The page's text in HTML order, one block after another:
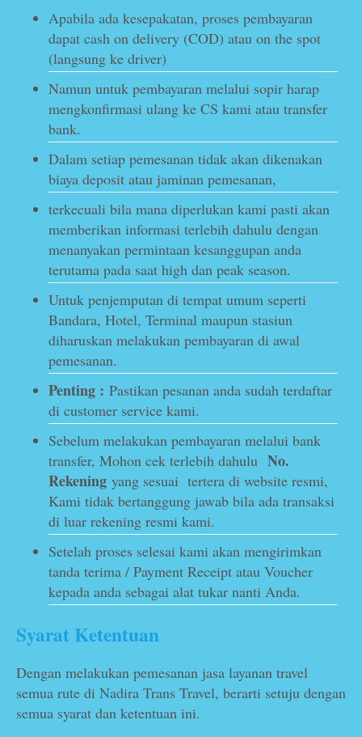
Apabila ada kesepakatan, proses pembayaran
dapat cash on delivery (COD) atau on the spot
(langsung ke driver)
Namun untuk pembayaran melalui sopir harap
mengkonfirmasi ulang ke CS kami atau transfer
bank.
Dalam setiap pemesanan tidak akan dikenakan
biaya deposit atau jaminan pemesanan,
terkecuali bila mana diperlukan kami pasti akan
memberikan informasi terlebih dahulu dengan
menanyakan permintaan kesanggupan anda
terutama pada saat high dan peak season.
Untuk penjemputan di tempat umum seperti
Bandara, Hotel, Terminal maupun stasiun
diharuskan melakukan pembayaran di awal
pemesanan.
Penting : Pastikan pesanan anda sudah terdaftar
di customer service kami.
Sebelum melakukan pembayaran melalui bank
transfer, Mohon cek terlebih dahulu No.
Rekening yang sesuai tertera di website resmi,
Kami tidak bertanggung jawab bila ada transaksi
di luar rekening resmi kami.
Setelah proses selesai kami akan mengirimkan
tanda terima / Payment Receipt atau Voucher
kepada anda sebagai alat tukar nanti Anda.
Syarat Ketentuan
Dengan melakukan pemesanan jasa layanan travel
semua rute di Nadira Trans Travel, berarti setuju dengan
semua syarat dan ketentuan ini.